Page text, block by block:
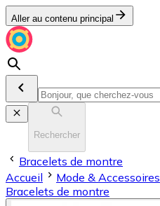
Aller au contenu principal
Rechercher
Bracelets de montre
Accueil
Mode & Accessoires
Bracelets de montre